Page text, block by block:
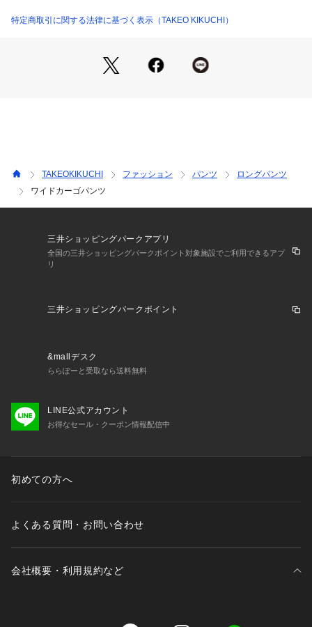
－ BRAND CONCEPT －
に、アソビ心とストリートの自由な発想を取り入れ、日本独自
のミックススタイルを提案します。
完売しているカラーの再入荷通知や、ラスト1点、セールの通
新商品や再入荷など、いち早くブランドの情報を受け取ること
ができます。
※照明の関係により、実際よりも色味が違って見える場合があ
ります。また、パソコン・スマートフォンなどの環境により、
特定商取引に関する法律に基づく表示（TAKEO KIKUCHI）
TAKEOKIKUCHI ファッション パンツ
ロングパンツ
ワイドカーゴパンツ
三井ショッピングパークアプリ
全国の三井ショッピングパークポイント対象施設でご利用できるアプ
リ
三井ショッピングパークポイント
&mallデスク
ららぽーと受取なら送料無料
LINE公式アカウント
お得なセール・クーポン情報配信中
初めての方へ
よくある質問・お問い合わせ
会社概要・利用規約など